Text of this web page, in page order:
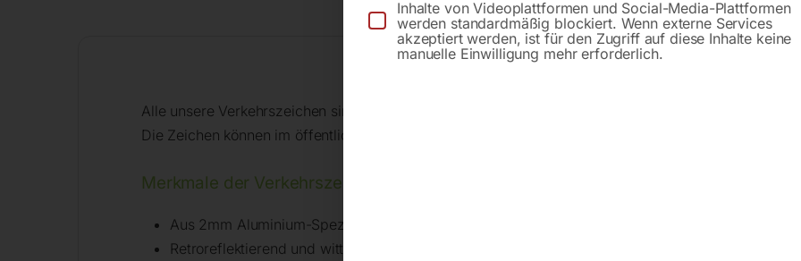
Beschreibung Produktsicherheit
Alle unsere Verkehrszeichen sind für den Straßenverkehr nach der StVO in Österreich erlaubt.
Die Zeichen können im öffentlichen und betrieblichen Bereich angewendet werden.
Merkmale der Verkehrszeichen nach der StVO
Aus 2mm Aluminium-Speziallegierung
Retroreflektierend und witterungsbeständig
Inhalte von Videoplattformen und Social-Media-Plattformen
werden standardmäßig blockiert. Wenn externe Services
akzeptiert werden, ist für den Zugriff auf diese Inhalte keine
manuelle Einwilligung mehr erforderlich.